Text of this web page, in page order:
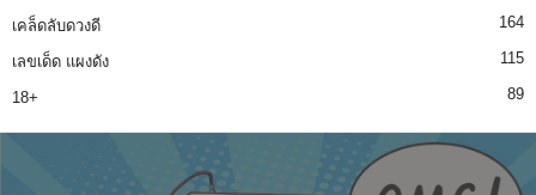
เคล็ดลับดวงดี 164
เลขเด็ด แผงดัง 115
18+ 89